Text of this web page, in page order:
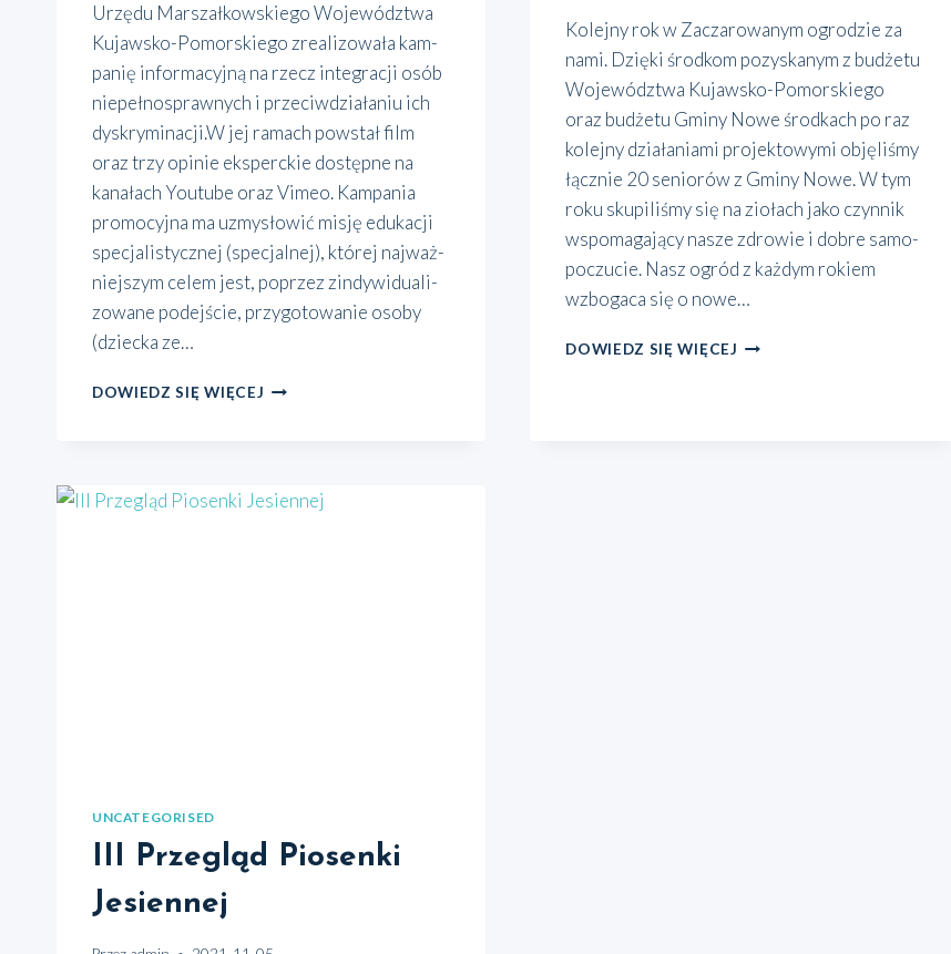
Urzę­du Mar­szał­kow­skie­go Woje­wódz­twa
Kuja­w­sko-Pomo­r­skie­­go zre­ali­zo­wa­ła kam­
pa­nię infor­ma­cyj­ną na rzecz inte­gra­cji osób
nie­peł­no­spraw­nych i prze­ciw­dzia­ła­niu ich
dys­kry­mi­na­cji.W jej ramach powstał film
oraz trzy opi­nie eks­perc­kie dostęp­ne na
kana­łach Youtu­be oraz Vimeo. Kam­pa­nia
pro­mo­cyj­na ma uzmy­sło­wić misję edu­ka­cji
spe­cja­li­stycz­nej (spe­cjal­nej), któ­rej naj­waż­
niej­szym celem jest, poprzez zin­dy­wi­du­ali­
zo­wa­ne podej­ście, przy­go­to­wa­nie oso­by
(dziec­ka ze…
DOWIEDZ SIĘ WIĘCEJ WSZYSTKO
Kolej­ny rok w Zacza­ro­wa­nym ogro­dzie za
nami. Dzię­ki środ­kom pozy­ska­nym z budże­tu
Woje­wódz­twa Kuja­w­sko-Pomo­r­skie­­go
oraz budże­tu Gmi­ny Nowe środ­kach po raz
kolej­ny dzia­ła­nia­mi pro­jek­to­wy­mi obję­li­śmy
łącz­nie 20 senio­rów z Gmi­ny Nowe. W tym
roku sku­pi­li­śmy się na zio­łach jako czyn­nik
wspo­ma­ga­ją­cy nasze zdro­wie i dobre samo­
po­czu­cie. Nasz ogród z każ­dym rokiem
wzbo­ga­ca się o nowe…
DOWIEDZ SIĘ WIĘCEJ MAGIA
UNCATEGORISED
III Przegląd Piosenki
Jesiennej